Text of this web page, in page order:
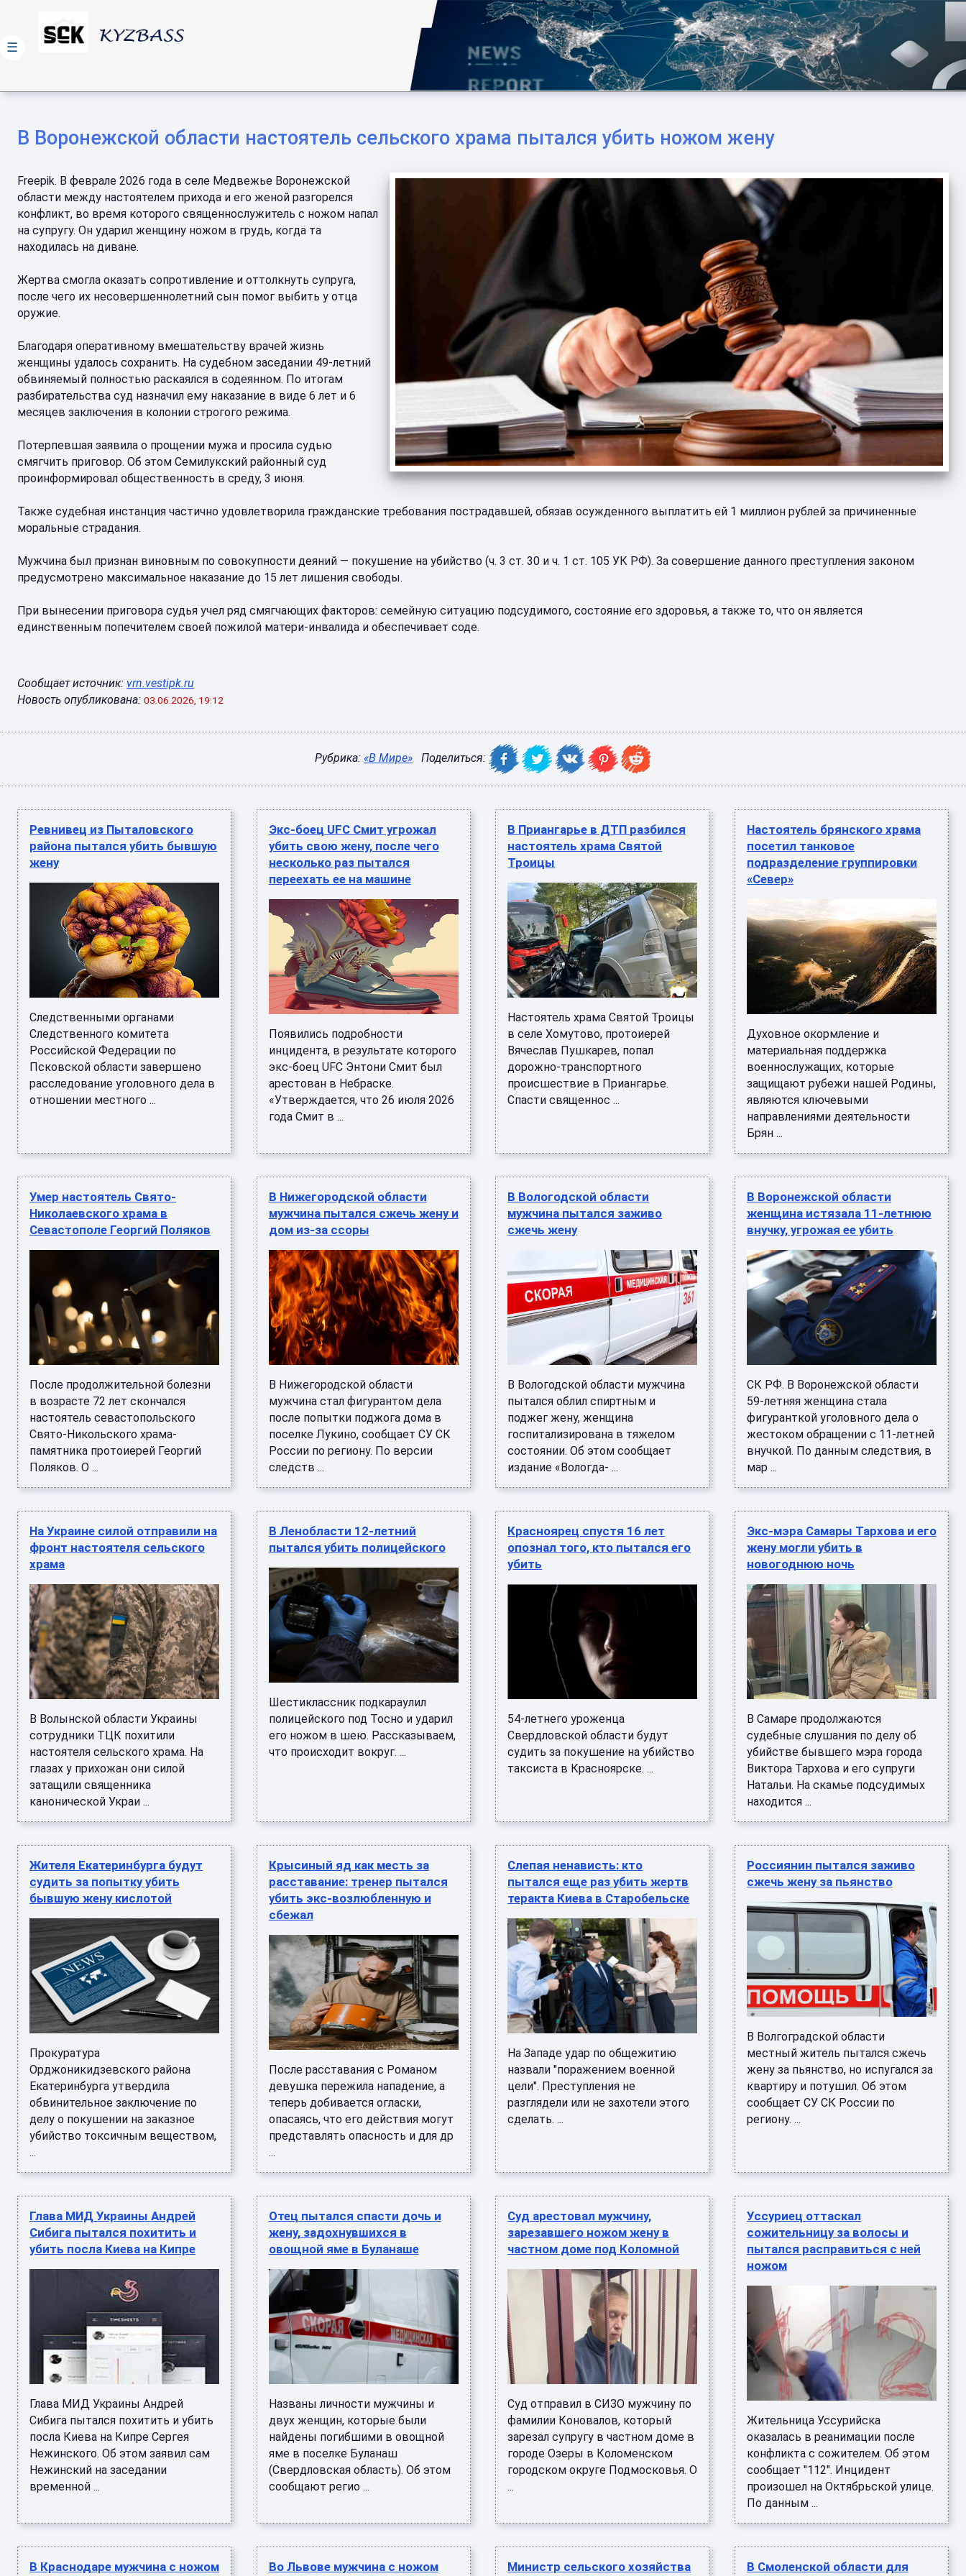
В Воронежской области настоятель сельского храма пытался убить ножом жену
Freepik. В феврале 2026 года в селе Медвежье Воронежской
области между настоятелем прихода и его женой разгорелся
конфликт, во время которого священнослужитель с ножом напал
на супругу. Он ударил женщину ножом в грудь, когда та
находилась на диване.
Жертва смогла оказать сопротивление и оттолкнуть супруга,
после чего их несовершеннолетний сын помог выбить у отца
оружие.
Благодаря оперативному вмешательству врачей жизнь
женщины удалось сохранить. На судебном заседании 49-летний
обвиняемый полностью раскаялся в содеянном. По итогам
разбирательства суд назначил ему наказание в виде 6 лет и 6
месяцев заключения в колонии строгого режима.
Потерпевшая заявила о прощении мужа и просила судью
смягчить приговор. Об этом Семилукский районный суд
проинформировал общественность в среду, 3 июня.
Также судебная инстанция частично удовлетворила гражданские требования пострадавшей, обязав осужденного выплатить ей 1 миллион рублей за причиненные
моральные страдания.
Мужчина был признан виновным по совокупности деяний — покушение на убийство (ч. 3 ст. 30 и ч. 1 ст. 105 УК РФ). За совершение данного преступления законом
предусмотрено максимальное наказание до 15 лет лишения свободы.
При вынесении приговора судья учел ряд смягчающих факторов: семейную ситуацию подсудимого, состояние его здоровья, а также то, что он является
единственным попечителем своей пожилой матери-инвалида и обеспечивает соде.
Сообщает источник: vrn.vestipk.ru
Новость опубликована: 03.06.2026, 19:12
Рубрика: «В Мире» Поделиться:
Ревнивец из Пыталовского
района пытался убить бывшую
жену
Следственными органами
Следственного комитета
Российской Федерации по
Псковской области завершено
расследование уголовного дела в
отношении местного ...
Экс-боец UFC Смит угрожал
убить свою жену, после чего
несколько раз пытался
переехать ее на машине
Появились подробности
инцидента, в результате которого
экс-боец UFC Энтони Смит был
арестован в Небраске.
«Утверждается, что 26 июля 2026
года Смит в ...
В Приангарье в ДТП разбился
настоятель храма Святой
Троицы
Настоятель храма Святой Троицы
в селе Хомутово, протоиерей
Вячеслав Пушкарев, попал
дорожно-транспортного
происшествие в Приангарье.
Спасти священнос ...
Настоятель брянского храма
посетил танковое
подразделение группировки
«Север»
Духовное окормление и
материальная поддержка
военнослужащих, которые
защищают рубежи нашей Родины,
являются ключевыми
направлениями деятельности
Брян ...
Умер настоятель Свято-
Николаевского храма в
Севастополе Георгий Поляков
После продолжительной болезни
в возрасте 72 лет скончался
настоятель севастопольского
Свято-Никольского храма-
памятника протоиерей Георгий
Поляков. О ...
В Нижегородской области
мужчина пытался сжечь жену и
дом из-за ссоры
В Нижегородской области
мужчина стал фигурантом дела
после попытки поджога дома в
поселке Лукино, сообщает СУ СК
России по региону. По версии
следств ...
В Вологодской области
мужчина пытался заживо
сжечь жену
В Вологодской области мужчина
пытался облил спиртным и
поджег жену, женщина
госпитализирована в тяжелом
состоянии. Об этом сообщает
издание «Вологда- ...
В Воронежской области
женщина истязала 11-летнюю
внучку, угрожая ее убить
СК РФ. В Воронежской области
59-летняя женщина стала
фигуранткой уголовного дела о
жестоком обращении с 11-летней
внучкой. По данным следствия, в
мар ...
На Украине силой отправили на
фронт настоятеля сельского
храма
В Волынской области Украины
сотрудники ТЦК похитили
настоятеля сельского храма. На
глазах у прихожан они силой
затащили священника
канонической Украи ...
В Ленобласти 12-летний
пытался убить полицейского
Шестиклассник подкараулил
полицейского под Тосно и ударил
его ножом в шею. Рассказываем,
что происходит вокруг. ...
Красноярец спустя 16 лет
опознал того, кто пытался его
убить
54-летнего уроженца
Свердловской области будут
судить за покушение на убийство
таксиста в Красноярске. ...
Экс-мэра Самары Тархова и его
жену могли убить в
новогоднюю ночь
В Самаре продолжаются
судебные слушания по делу об
убийстве бывшего мэра города
Виктора Тархова и его супруги
Натальи. На скамье подсудимых
находится ...
Жителя Екатеринбурга будут
судить за попытку убить
бывшую жену кислотой
Прокуратура
Орджоникидзевского района
Екатеринбурга утвердила
обвинительное заключение по
делу о покушении на заказное
убийство токсичным веществом,
...
Крысиный яд как месть за
расставание: тренер пытался
убить экс-возлюбленную и
сбежал
После расставания с Романом
девушка пережила нападение, а
теперь добивается огласки,
опасаясь, что его действия могут
представлять опасность и для др
...
Слепая ненависть: кто
пытался еще раз убить жертв
теракта Киева в Старобельске
На Западе удар по общежитию
назвали "поражением военной
цели". Преступления не
разглядели или не захотели этого
сделать. ...
Россиянин пытался заживо
сжечь жену за пьянство
В Волгоградской области
местный житель пытался сжечь
жену за пьянство, но испугался за
квартиру и потушил. Об этом
сообщает СУ СК России по
региону. ...
Глава МИД Украины Андрей
Сибига пытался похитить и
убить посла Киева на Кипре
Глава МИД Украины Андрей
Сибига пытался похитить и убить
посла Киева на Кипре Сергея
Нежинского. Об этом заявил сам
Нежинский на заседании
временной ...
Отец пытался спасти дочь и
жену, задохнувшихся в
овощной яме в Буланаше
Названы личности мужчины и
двух женщин, которые были
найдены погибшими в овощной
яме в поселке Буланаш
(Свердловская область). Об этом
сообщают регио ...
Суд арестовал мужчину,
зарезавшего ножом жену в
частном доме под Коломной
Суд отправил в СИЗО мужчину по
фамилии Коновалов, который
зарезал супругу в частном доме в
городе Озеры в Коломенском
городском округе Подмосковья. О
...
Уссуриец оттаскал
сожительницу за волосы и
пытался расправиться с ней
ножом
Жительница Уссурийска
оказалась в реанимации после
конфликта с сожителем. Об этом
сообщает "112". Инцидент
произошел на Октябрьской улице.
По данным ...
В Краснодаре мужчина с ножом Во Львове мужчина с ножом Министр сельского хозяйства В Смоленской области для
☰